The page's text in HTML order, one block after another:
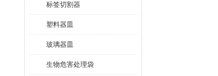
标签切割器
塑料器皿
玻璃器皿
生物危害处理袋